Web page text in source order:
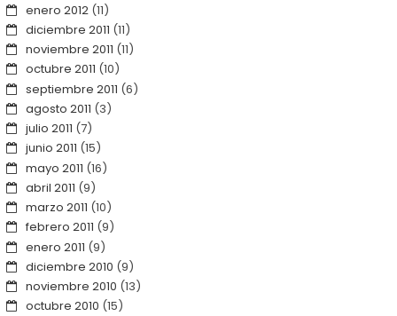
enero 2012(11)
diciembre 2011 (11)
noviembre 2011 (11)
octubre 2011 (10)
septiembre 2011 (6)
agosto 2011 (3)
julio 2011 (7)
junio 2011 (15)
mayo 2011 (16)
abril 2011 (9)
marzo 2011 (10)
febrero 2011 (9)
enero 2011 (9)
diciembre 2010 (9)
noviembre 2010 (13)
octubre 2010 (15)